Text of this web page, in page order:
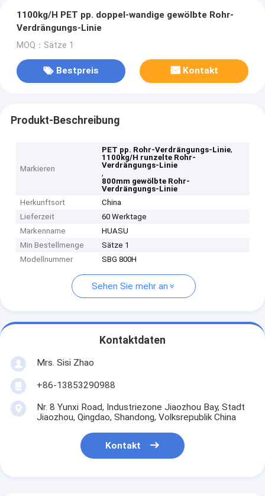
1100kg/H PET pp. doppel-wandige gewölbte Rohr-
Verdrängungs-Linie
MOQ：Sätze 1
Bestpreis Kontakt
Produkt-Beschreibung
Markieren
PET pp. Rohr-Verdrängungs-Linie,
1100kg/H runzelte Rohr-
Verdrängungs-Linie
,
800mm gewölbte Rohr-
Verdrängungs-Linie
Herkunftsort
China
Lieferzeit
60 Werktage
Markenname
HUASU
Min Bestellmenge
Sätze 1
Modellnummer
SBG 800H
Sehen Sie mehr an
Kontaktdaten
Mrs. Sisi Zhao
+86-13853290988
Nr. 8 Yunxi Road, Industriezone Jiaozhou Bay, Stadt
Jiaozhou, Qingdao, Shandong, Volksrepublik China
Kontakt